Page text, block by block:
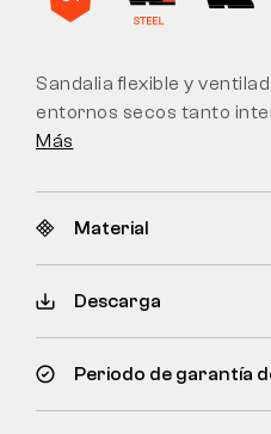
Sandalia flexible y
entornos secos tanto
Más
Material
Descarga
Periodo de garantía